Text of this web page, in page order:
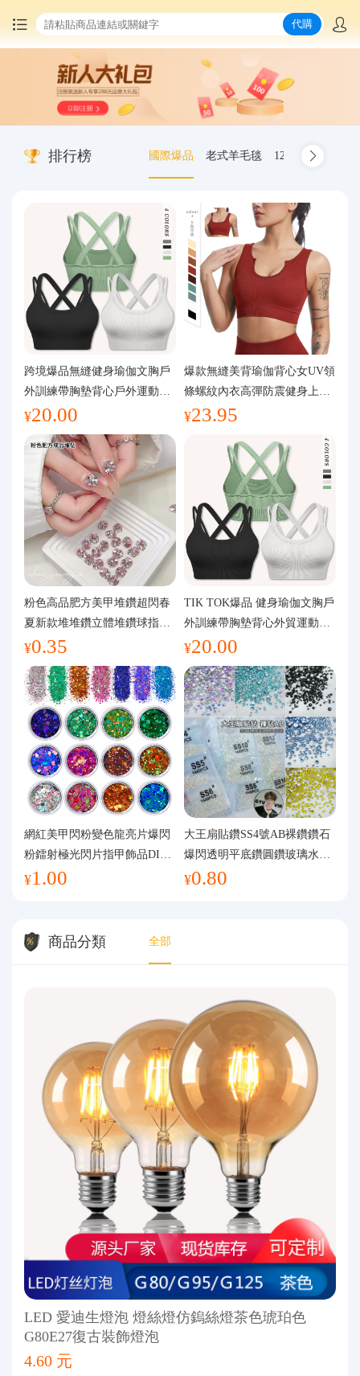
中國商品代購
集運服務
最新公告
物流資訊
代購問答
關於我們
代購
排行榜 國際爆品 老式羊毛毯 12.00-20 truck
跨境爆品無縫健身瑜伽文胸戶
外訓練帶胸墊背心戶外運動瑜
伽服女
¥20.00
爆款無縫美背瑜伽背心女UV領
條螺紋內衣高彈防震健身上裝
運動文胸
¥23.95
粉色高品肥方美甲堆鑽超閃春
夏新款堆堆鑽立體堆鑽球指甲
裝飾品
¥0.35
TIK TOK爆品 健身瑜伽文胸戶
外訓練帶胸墊背心外貿運動瑜
伽服女
¥20.00
網紅美甲閃粉變色龍亮片爆閃
粉鐳射極光閃片指甲飾品DIY
手工流麻
¥1.00
大王扇貼鑽SS4號AB裸鑽鑽石
爆閃透明平底鑽圓鑽玻璃水鑽
美甲鑽飾
¥0.80
商品分類 全部
LED 愛迪生燈泡 燈絲燈仿鎢絲燈茶色琥珀色
G80E27復古裝飾燈泡
4.60 元